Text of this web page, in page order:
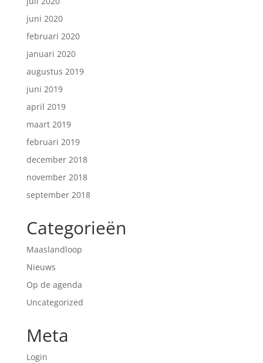
juni 2020
februari 2020
januari 2020
augustus 2019
juni 2019
april 2019
maart 2019
februari 2019
december 2018
november 2018
september 2018
Categorieën
Maaslandloop
Nieuws
Op de agenda
Uncategorized
Meta
Login